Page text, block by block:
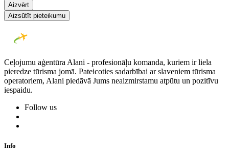
Aizvērt
Aizsūtīt pieteikumu
Ceļojumu aģentūra Alani - profesionāļu komanda, kuriem ir liela
pieredze tūrisma jomā. Pateicoties sadarbībai ar slaveniem tūrisma
operatoriem, Alani piedāvā Jums neaizmirstamu atpūtu un pozitīvu
iespaidu.
Follow us
Info